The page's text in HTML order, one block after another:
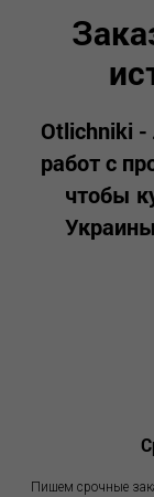
Otlichniki -
работ с
чтобы
Пишем срочные